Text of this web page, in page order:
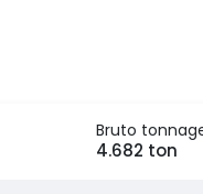
Bruto
4.682 ton